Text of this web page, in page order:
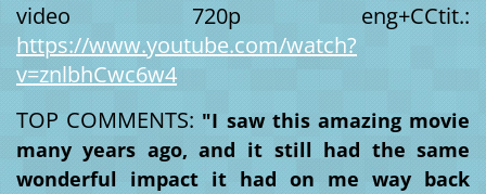
video 720p eng+CCtit.:
https://www.youtube.com/watch?
v=znlbhCwc6w4
TOP COMMENTS: "I saw this amazing movie
many years ago, and it still had the same
wonderful impact it had on me way back